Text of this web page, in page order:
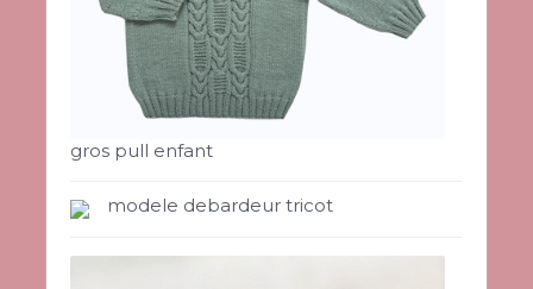
gros pull enfant
modele debardeur tricot